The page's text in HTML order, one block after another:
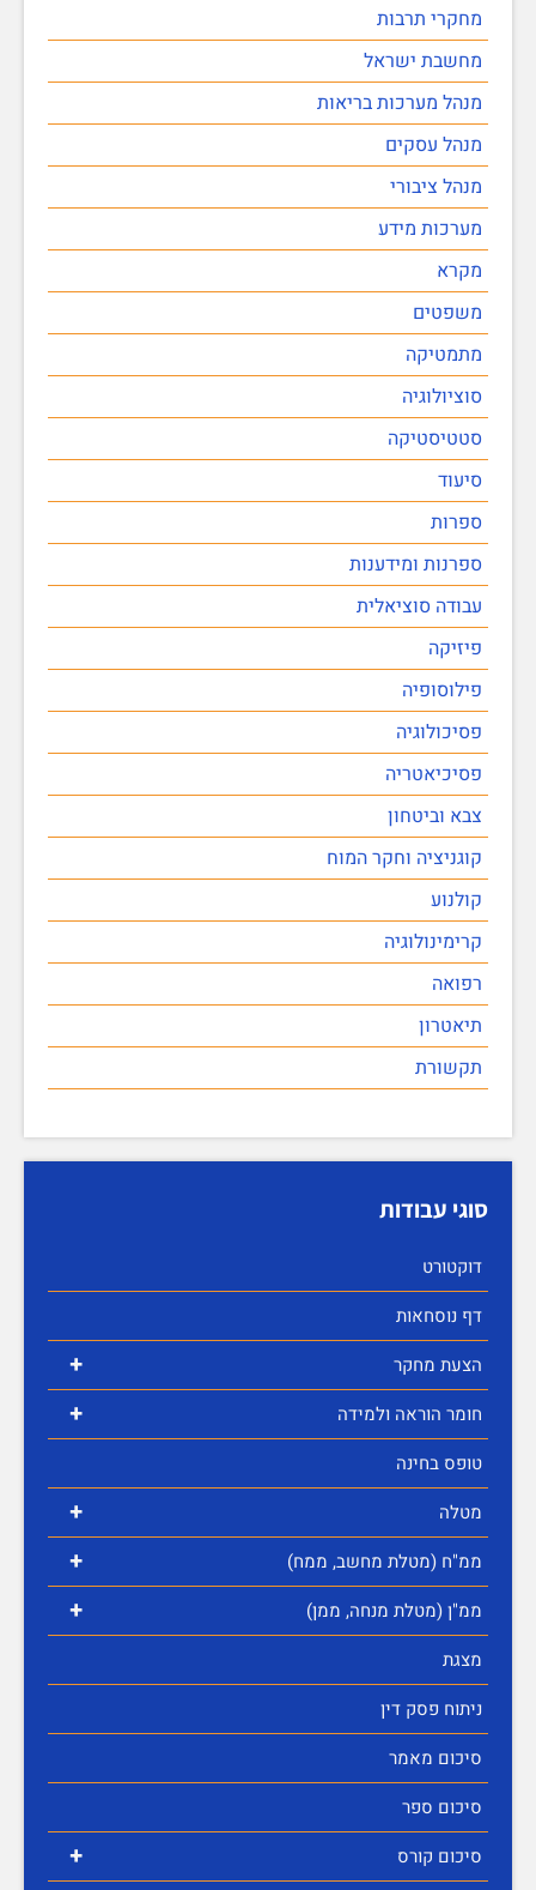
מחקרי תרבות
מחשבת ישראל
מנהל מערכות בריאות
מנהל עסקים
מנהל ציבורי
מערכות מידע
מקרא
משפטים
מתמטיקה
סוציולוגיה
סטטיסטיקה
סיעוד
ספרות
ספרנות ומידענות
עבודה סוציאלית
פיזיקה
פילוסופיה
פסיכולוגיה
פסיכיאטריה
צבא וביטחון
קוגניציה וחקר המוח
קולנוע
קרימינולוגיה
רפואה
תיאטרון
תקשורת
סוגי עבודות
דוקטורט
דף נוסחאות
+ הצעת מחקר
+
חומר הוראה ולמידה
טופס בחינה
+ מטלה
+ ממ"ח (מטלת מחשב, ממח)
+
ממ"ן (מטלת מנחה, ממן)
מצגת
ניתוח פסק דין
סיכום מאמר
סיכום ספר
+
סיכום קורס